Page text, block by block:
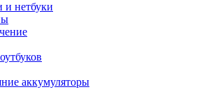
и нетбуки
аккумуляторы